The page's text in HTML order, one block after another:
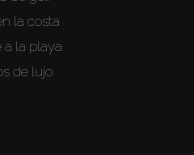
la costa
a la playa
de lujo